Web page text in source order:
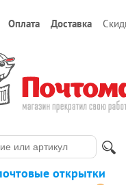
Оплата Доставка
открытки